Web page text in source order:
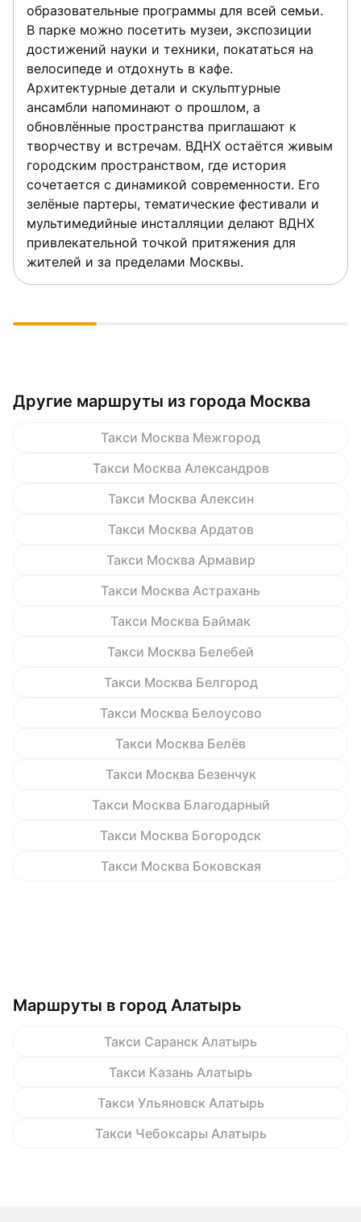
образовательные программы для всей семьи.
В парке можно посетить музеи, экспозиции
достижений науки и техники, покататься на
велосипеде и отдохнуть в кафе.
Архитектурные детали и скульптурные
ансамбли напоминают о прошлом, а
обновлённые пространства приглашают к
творчеству и встречам. ВДНХ остаётся живым
городским пространством, где история
сочетается с динамикой современности. Его
зелёные партеры, тематические фестивали и
мультимедийные инсталляции делают ВДНХ
привлекательной точкой притяжения для
жителей и за пределами Москвы.
Другие маршруты из города Москва
Такси Москва Межгород
Такси Москва Александров
Такси Москва Алексин
Такси Москва Ардатов
Такси Москва Армавир
Такси Москва Астрахань
Такси Москва Баймак
Такси Москва Белебей
Такси Москва Белгород
Такси Москва Белоусово
Такси Москва Белёв
Такси Москва Безенчук
Такси Москва Благодарный
Такси Москва Богородск
Такси Москва Боковская
Маршруты в город Алатырь
Такси Саранск Алатырь
Такси Казань Алатырь
Такси Ульяновск Алатырь
Такси Чебоксары Алатырь